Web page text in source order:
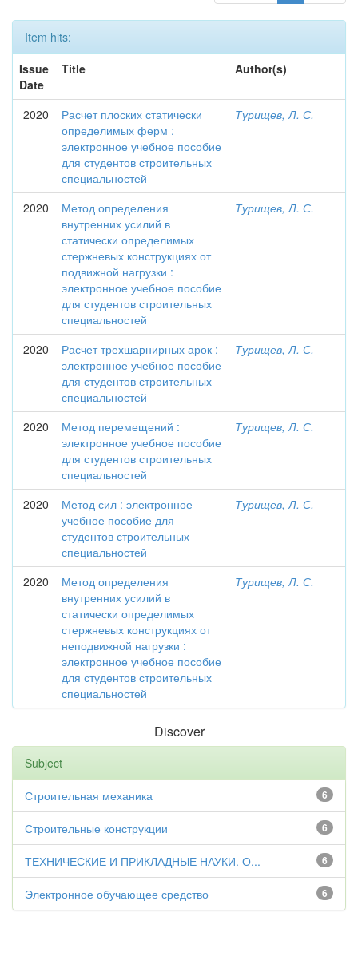
Item hits:
Issue
Date
Title Author(s)
2020
Расчет плоских статически
определимых ферм :
электронное учебное пособие
для студентов строительных
специальностей
Турищев, Л. С.
2020
Метод определения
внутренних усилий в
статически определимых
стержневых конструкциях от
подвижной нагрузки :
электронное учебное пособие
для студентов строительных
специальностей
Турищев, Л. С.
2020
Расчет трехшарнирных арок :
электронное учебное пособие
для студентов строительных
специальностей
Турищев, Л. С.
2020
Метод перемещений :
электронное учебное пособие
для студентов строительных
специальностей
Турищев, Л. С.
2020
Метод сил : электронное
учебное пособие для
студентов строительных
специальностей
Турищев, Л. С.
2020
Метод определения
внутренних усилий в
статически определимых
стержневых конструкциях от
неподвижной нагрузки :
электронное учебное пособие
для студентов строительных
специальностей
Турищев, Л. С.
Discover
Subject
6
Строительная механика
6
Строительные конструкции
6
ТЕХНИЧЕСКИЕ И ПРИКЛАДНЫЕ НАУКИ. О...
6
Электронное обучающее средство